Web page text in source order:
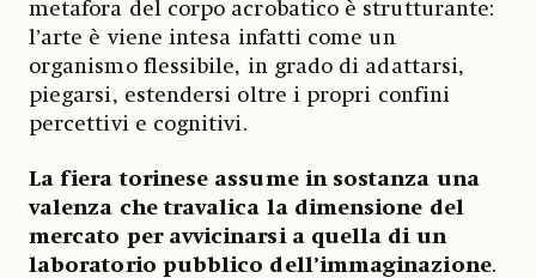
metafora del corpo acrobatico è strutturante:
l’arte è viene intesa infatti come un
organismo flessibile, in grado di adattarsi,
piegarsi, estendersi oltre i propri confini
percettivi e cognitivi.
La fiera torinese assume in sostanza una
valenza che travalica la dimensione del
mercato per avvicinarsi a quella di un
laboratorio pubblico dell’immaginazione.